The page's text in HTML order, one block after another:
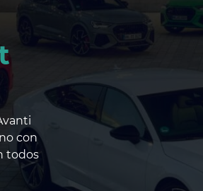
con
todos